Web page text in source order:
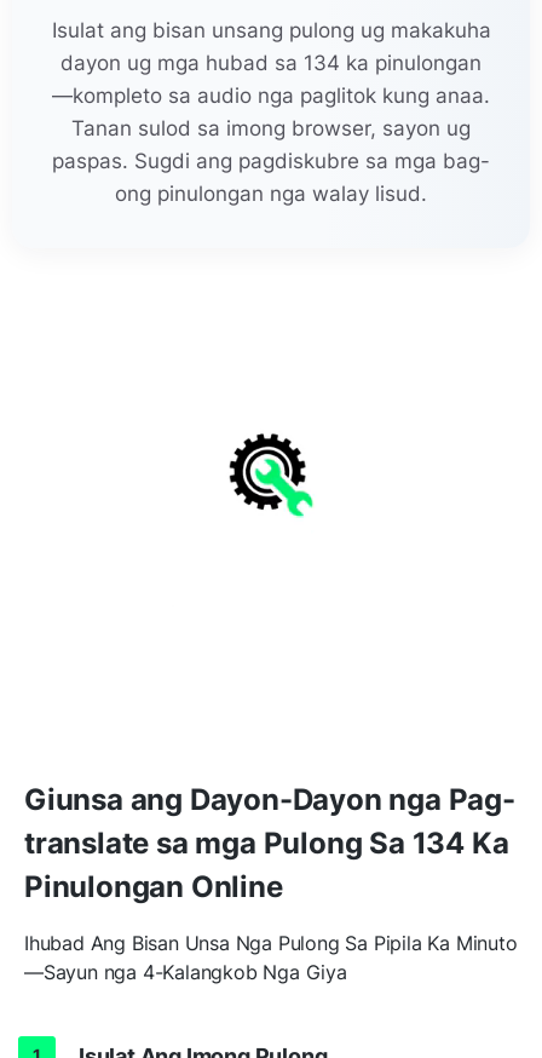
Isulat ang bisan unsang pulong ug makakuha
dayon ug mga hubad sa 134 ka pinulongan
—kompleto sa audio nga paglitok kung anaa.
Tanan sulod sa imong browser, sayon ug
paspas. Sugdi ang pagdiskubre sa mga bag-
ong pinulongan nga walay lisud.
Giunsa ang Dayon-Dayon nga Pag-
translate sa mga Pulong Sa 134 Ka
Pinulongan Online
Ihubad Ang Bisan Unsa Nga Pulong Sa Pipila Ka Minuto
—Sayun nga 4-Kalangkob Nga Giya